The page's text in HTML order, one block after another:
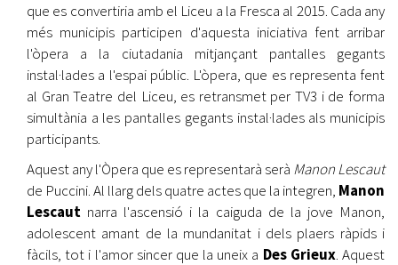
que es convertiria amb el Liceu a la Fresca al 2015. Cada any
més municipis participen d'aquesta iniciativa fent arribar
l'òpera a la ciutadania mitjançant pantalles gegants
instal·lades a l'espai públic. L'òpera, que es representa fent
al Gran Teatre del Liceu, es retransmet per TV3 i de forma
simultània a les pantalles gegants instal·lades als municipis
participants.
Aquest any l'Òpera que es representarà serà Manon Lescaut
de Puccini. Al llarg dels quatre actes que la integren, Manon
Lescaut narra l'ascensió i la caiguda de la jove Manon,
adolescent amant de la mundanitat i dels plaers ràpids i
fàcils, tot i l'amor sincer que la uneix a Des Grieux. Aquest